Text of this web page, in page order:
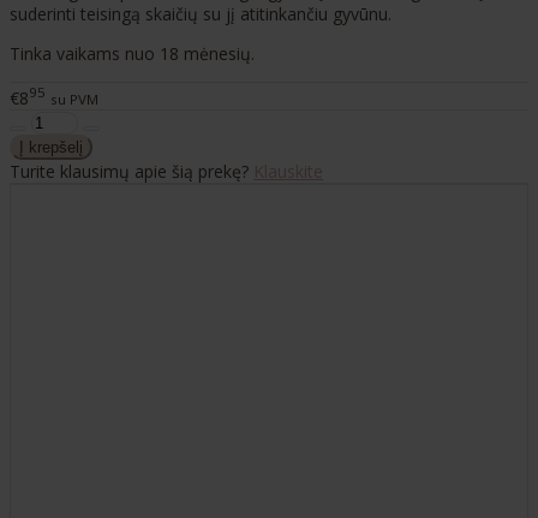
suderinti teisingą skaičių su jį atitinkančiu gyvūnu.
Tinka vaikams nuo 18 mėnesių.
€895 su PVM
Turite klausimų apie šią prekę?